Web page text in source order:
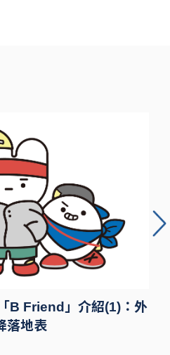
B Friend」介紹(1)：外
落地表